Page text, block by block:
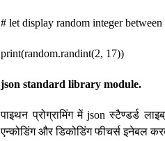
# let display random integer
print(random.randint(2, 17))
json standard library module.
पाइथन प्रोग्रामिंग में json स्टैण्डर्ड
एन्कोडिंग और डिकोडिंग फीचर्स इनेबल